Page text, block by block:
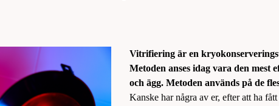
Vitrifiering är en
Metoden anses idag vara den mest
och ägg. Metoden används på de
Kanske har några av er, efter att ha